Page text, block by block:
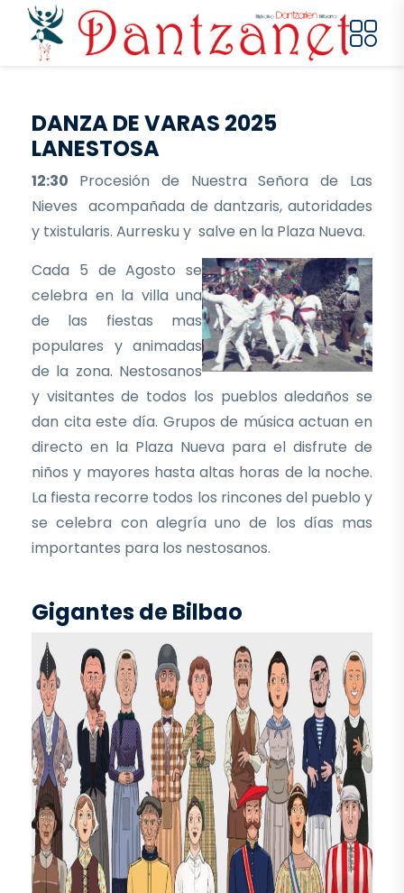
Pasar al contenido principal
DANZA DE VARAS 2025
LANESTOSA
12:30 Procesión de Nuestra Señora de Las
Nieves acompañada de dantzaris, autoridades
y txistularis. Aurresku y salve en la Plaza Nueva.
Cada 5 de Agosto se
celebra en la villa una
de las fiestas mas
populares y animadas
de la zona. Nestosanos
y visitantes de todos los pueblos aledaños se
dan cita este día. Grupos de música actuan en
directo en la Plaza Nueva para el disfrute de
niños y mayores hasta altas horas de la noche.
La fiesta recorre todos los rincones del pueblo y
se celebra con alegría uno de los días mas
importantes para los nestosanos.
Gigantes de Bilbao